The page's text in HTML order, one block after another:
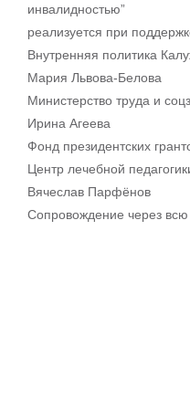
инвалидностью”
реализуется при
Внутренняя политика
Мария Львова-Белова
Министерство труда и
Ирина Агеева
Фонд президентских
Центр лечебной
Вячеслав Парфёнов
Сопровождение через всю